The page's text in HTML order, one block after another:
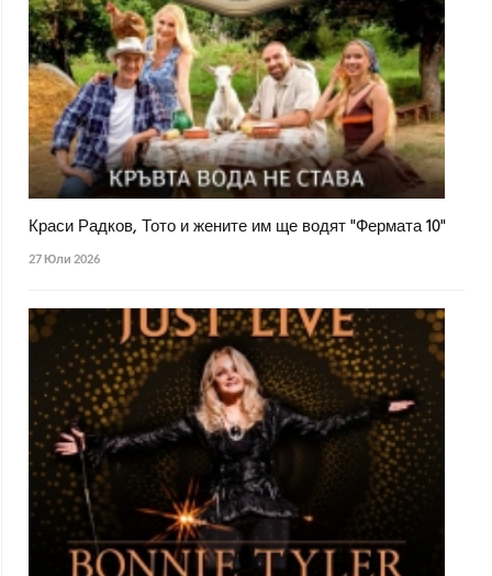
Краси Радков, Тото и жените им ще водят "Фермата 10"
27 Юли 2026